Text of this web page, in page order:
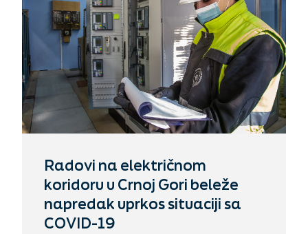
Radovi na električnom
koridoru u Crnoj Gori beleže
napredak uprkos situaciji sa
COVID-19